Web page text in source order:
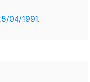
04/1991.